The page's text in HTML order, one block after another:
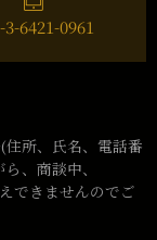
6421-0961
所、氏名、電話番
、商談中、
できませんのでご